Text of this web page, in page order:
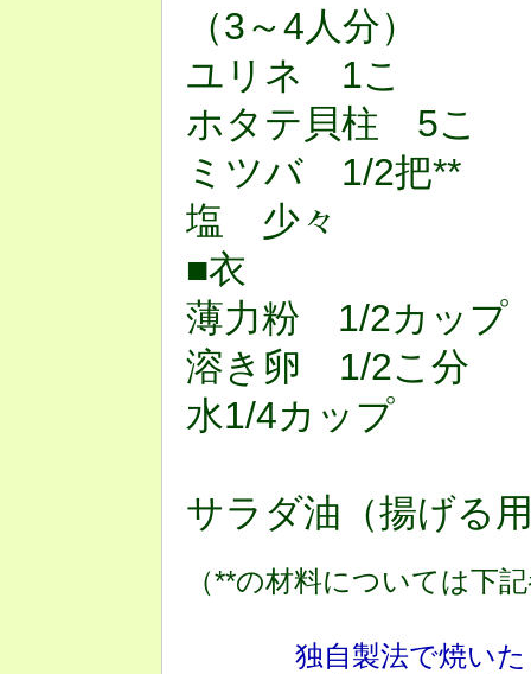
（3～4人分）
ユリネ 1こ
ホタテ貝柱 5こ
ミツバ 1/2把**
塩 少々
■衣
薄力粉 1/2カップ
溶き卵 1/2こ分
水1/4カップ
サラダ油（揚げる
（**の材料については下
独自製法で焼い